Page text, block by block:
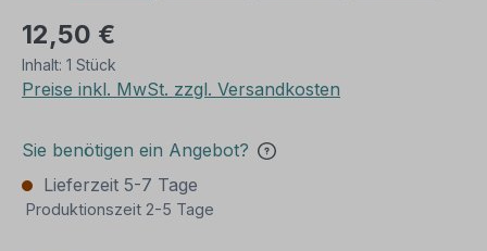
12,50 €
Inhalt: 1 Stück
Preise inkl. MwSt. zzgl. Versandkosten
Sie benötigen ein Angebot?
Lieferzeit 5-7 Tage
Produktionszeit 2-5 Tage